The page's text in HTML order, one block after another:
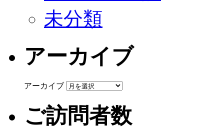
未分類
アーカイブ
アーカイブ
ご訪問者数